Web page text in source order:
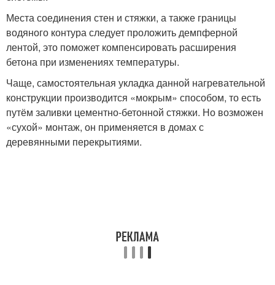
Места соединения стен и стяжки, а также границы
водяного контура следует проложить демпферной
лентой, это поможет компенсировать расширения
бетона при изменениях температуры.
Чаще, самостоятельная укладка данной нагревательной
конструкции производится «мокрым» способом, то есть
путём заливки цементно-бетонной стяжки. Но возможен
«сухой» монтаж, он применяется в домах с
деревянными перекрытиями.